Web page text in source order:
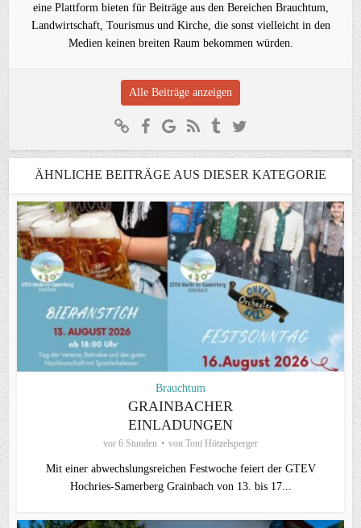
eine Plattform bieten für Beiträge aus den Bereichen Brauchtum,
Landwirtschaft, Tourismus und Kirche, die sonst vielleicht in den
Medien keinen breiten Raum bekommen würden.
Alle Beiträge anzeigen
ÄHNLICHE BEITRÄGE AUS DIESER KATEGORIE
Brauchtum
GRAINBACHER
EINLADUNGEN
vor 6 Stunden von Toni Hötzelsperger
Mit einer abwechslungsreichen Festwoche feiert der GTEV
Hochries-Samerberg Grainbach von 13. bis 17...